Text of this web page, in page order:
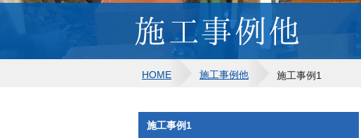
HOME 施工事例他 施工事例1
施工事例1